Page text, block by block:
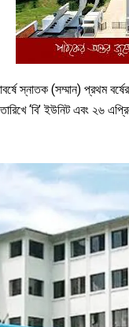
স্নাতক (সম্মান) প্রথম
‘বি’ ইউনিট এবং ২৬